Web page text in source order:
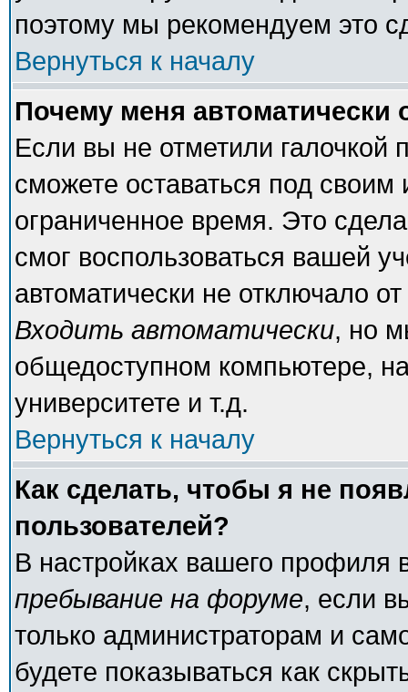
поэтому мы рекомендуем это
Вернуться к началу
Почему меня автоматически
Если вы не отметили галочкой
сможете оставаться под
ограниченное время. Это
смог воспользоваться вашей
автоматически не отключало
Входить автоматически, но
общедоступном компьютере,
университете и т.д.
Вернуться к началу
Как сделать, чтобы я не
пользователей?
В настройках вашего
пребывание на форуме, если
только администраторам и
будете показываться как